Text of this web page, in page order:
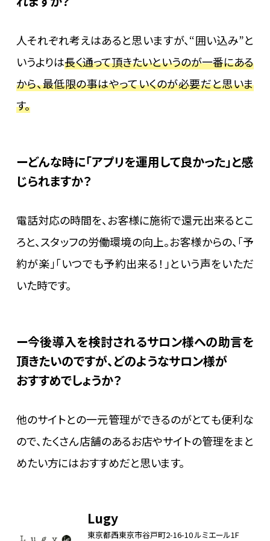
人それぞれ考えはあると思いますが、“囲い込み”と
いうよりは長く通って頂きたいというのが一番にある
から、最低限の事はやっていくのが必要だと思いま
す。
どんな時に「アプリを運用して良かった」と感
じられますか？
電話対応の時間を、お客様に施術で還元出来るとこ
ろと、スタッフの労働環境の向上。お客様からの、「予
約が楽」「いつでも予約出来る！」という声をいただ
いた時です。
今後導入を検討されるサロン様への助言を
頂きたいのですが、どのようなサロン様が
おすすめでしょうか？
他のサイトとの一元管理ができるのがとても便利な
ので、たくさん店舗のあるお店やサイトの管理をまと
めたい方にはおすすめだと思います。
Lugy
東京都西東京市谷戸町2-16-10 ルミエール1F